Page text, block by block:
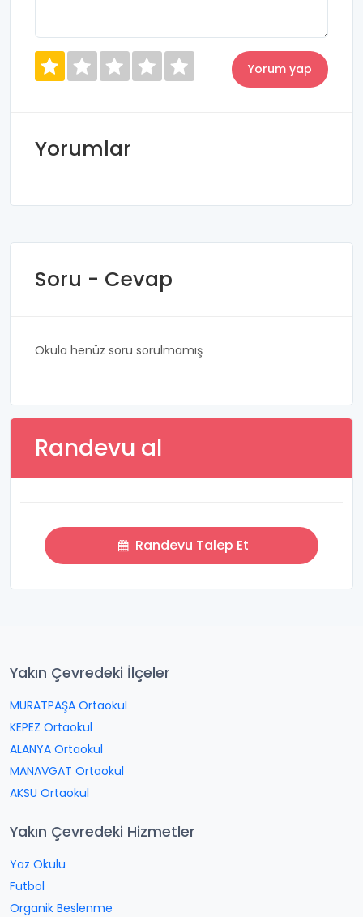
Yorumlar
Soru - Cevap
Okula henüz soru sorulmamış
Randevu al
Randevu Talep Et
Yakın Çevredeki İlçeler
MURATPAŞA Ortaokul
KEPEZ Ortaokul
ALANYA Ortaokul
MANAVGAT Ortaokul
AKSU Ortaokul
Yakın Çevredeki Hizmetler
Yaz Okulu
Futbol
Organik Beslenme